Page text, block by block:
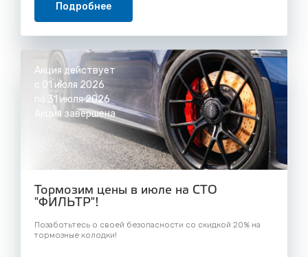
Подробнее
Акция действует
с 01 июля 2026
по 31 июля 2026
Акция завершена
Тормозим цены в июле на СТО
"ФИЛЬТР"!
Позаботьтесь о своей безопасности со скидкой 20% на
тормозные колодки!